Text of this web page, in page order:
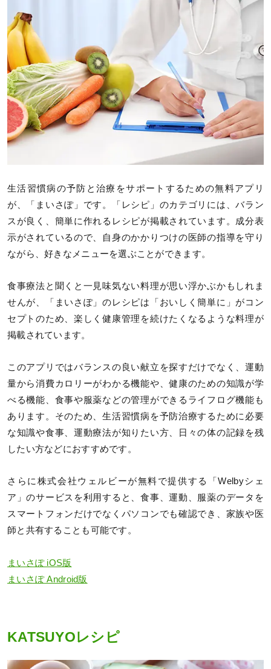
生活習慣病の予防と治療をサポートするための無料アプリ
が、「まいさぽ」です。「レシピ」のカテゴリには、バラン
スが良く、簡単に作れるレシピが掲載されています。成分表
示がされているので、自身のかかりつけの医師の指導を守り
ながら、好きなメニューを選ぶことができます。
食事療法と聞くと一見味気ない料理が思い浮かぶかもしれま
せんが、「まいさぽ」のレシピは「おいしく簡単に」がコン
セプトのため、楽しく健康管理を続けたくなるような料理が
掲載されています。
このアプリではバランスの良い献立を探すだけでなく、運動
量から消費カロリーがわかる機能や、健康のための知識が学
べる機能、食事や服薬などの管理ができるライフログ機能も
あります。そのため、生活習慣病を予防治療するために必要
な知識や食事、運動療法が知りたい方、日々の体の記録を残
したい方などにおすすめです。
さらに株式会社ウェルビーが無料で提供する「Welbyシェ
ア」のサービスを利用すると、食事、運動、服薬のデータを
スマートフォンだけでなくパソコンでも確認でき、家族や医
師と共有することも可能です。
まいさぽ iOS版
まいさぽ Android版
KATSUYOレシピ